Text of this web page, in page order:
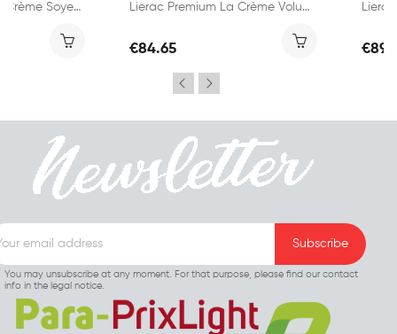
Lierac Premium La Crème Soyeuse 50ml Lierac Premium La Crème Voluptueuse 50ml
€84.65
You may unsubscribe at any moment. For that purpose, please find our contact
info in the legal notice.